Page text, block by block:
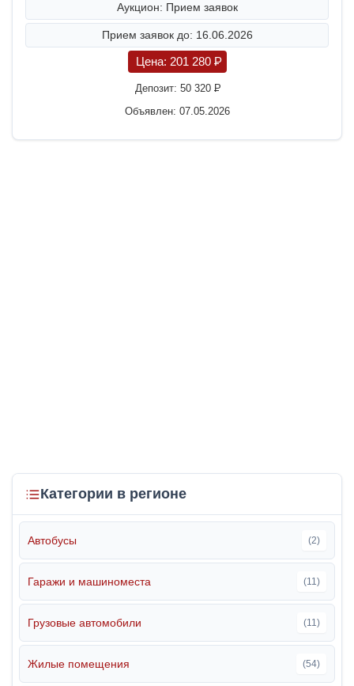
Аукцион: Прием заявок
Прием заявок до: 16.06.2026
Цена: 201 280 P
Депозит: 50 320P
Объявлен: 07.05.2026
Категории в регионе
Автобусы (2)
Гаражи и машиноместа (11)
Грузовые автомобили (11)
Жилые помещения (54)